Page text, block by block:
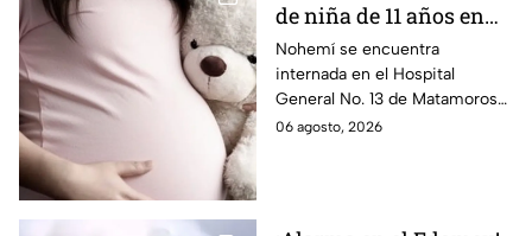
de niña de 11 años en
Matamoros,
Tamaulipas; ¿qué pasó
con Nohemí?
Nohemí se encuentra
internada en el Hospital
General No. 13 de Matamoros
tras complicaciones por un
06 agosto, 2026